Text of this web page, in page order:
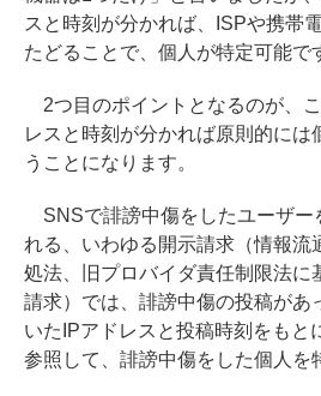
スと時刻が分かれば、ISPや携帯
たどることで、個人が特定可能で
2つ目のポイントとなるのが、
レスと時刻が分かれば原則的には
うことになります。
SNSで誹謗中傷をしたユーザー
れる、いわゆる開示請求（情報流
処法、旧プロバイダ責任制限法に
請求）では、誹謗中傷の投稿があ
いたIPアドレスと投稿時刻をもと
参照して、誹謗中傷をした個人を